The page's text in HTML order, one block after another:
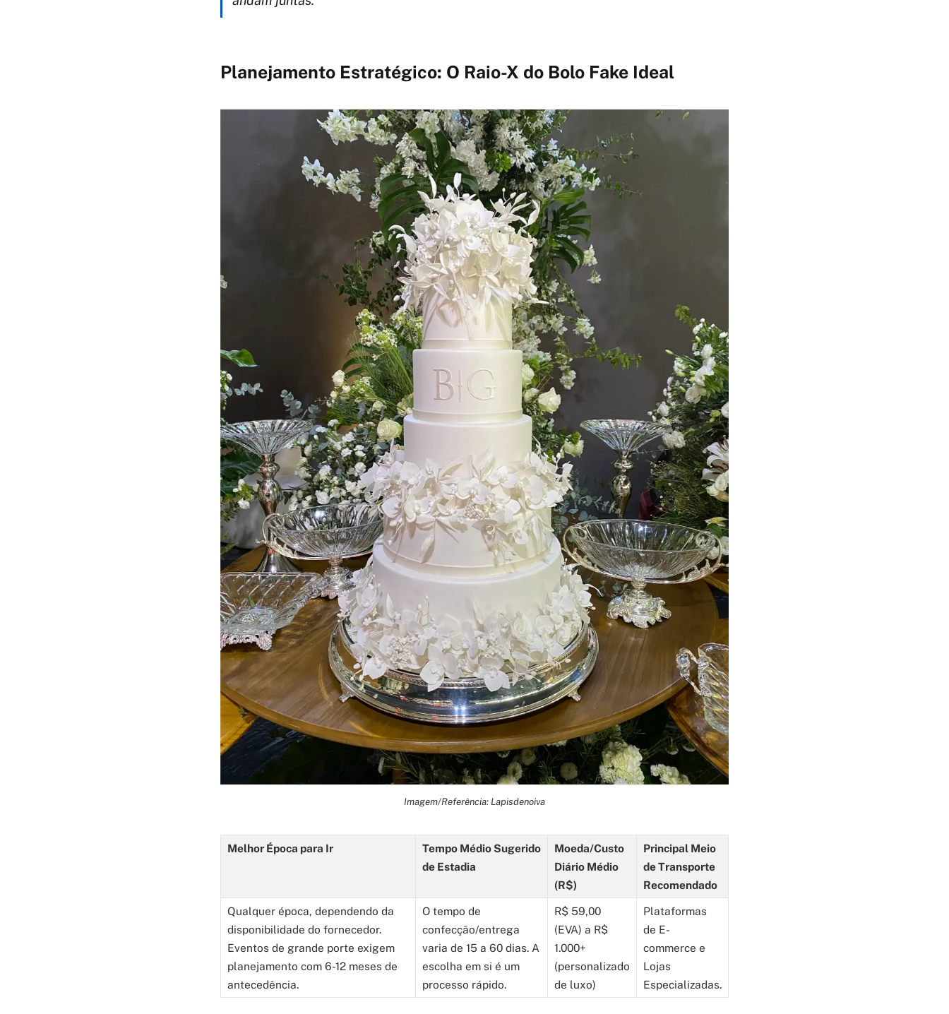
Planejamento Estratégico: O Raio-X do Bolo Fake Ideal
Imagem/Referência: Lapisdenoiva
Melhor Época para Ir
Tempo Médio Sugerido
de Estadia
Moeda/Custo
Diário Médio
(R$)
Principal Meio
de Transporte
Recomendado
Qualquer época, dependendo da
disponibilidade do fornecedor.
Eventos de grande porte exigem
planejamento com 6-12 meses de
antecedência.
O tempo de
confecção/entrega
varia de 15 a 60 dias. A
escolha em si é um
processo rápido.
R$ 59,00
(EVA) a R$
1.000+
(personalizado
de luxo)
Plataformas
de E-
commerce e
Lojas
Especializadas.